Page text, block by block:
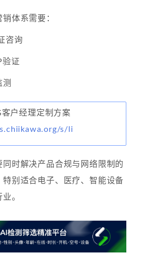
体系需要：
咨询
验证
测
客户经理定制方案
s/li
同时解决产品合规与网络限制的
特别适合电子、医疗、智能设备
。